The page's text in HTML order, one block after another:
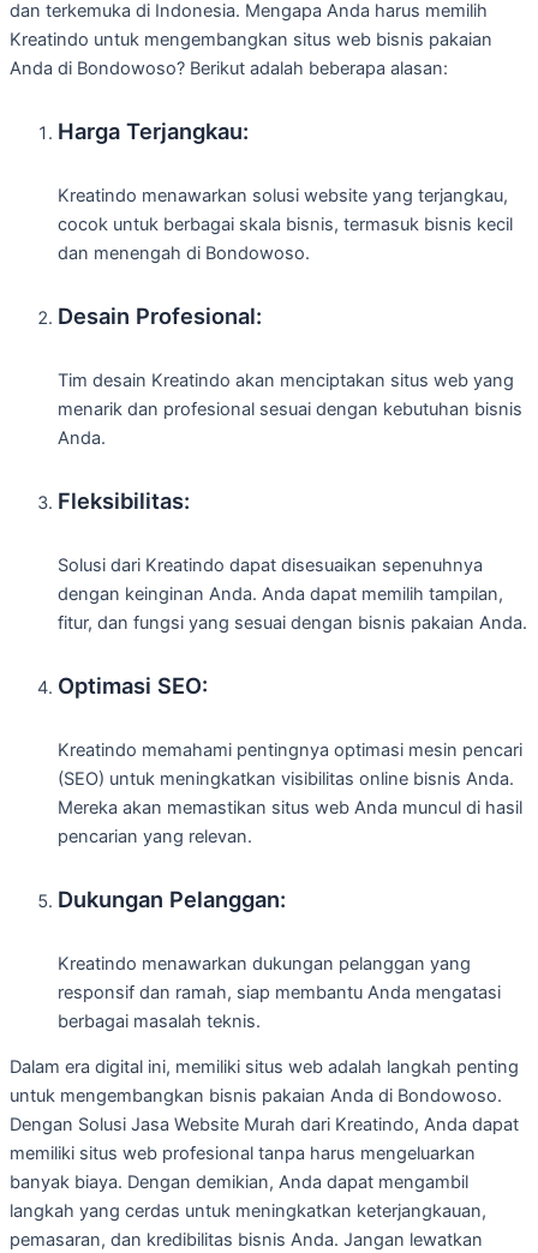
dan terkemuka di Indonesia. Mengapa Anda harus memilih
Kreatindo untuk mengembangkan situs web bisnis pakaian
Anda di Bondowoso? Berikut adalah beberapa alasan:
Harga Terjangkau:
Kreatindo menawarkan solusi website yang terjangkau,
cocok untuk berbagai skala bisnis, termasuk bisnis kecil
dan menengah di Bondowoso.
Desain Profesional:
Tim desain Kreatindo akan menciptakan situs web yang
menarik dan profesional sesuai dengan kebutuhan bisnis
Anda.
Fleksibilitas:
Solusi dari Kreatindo dapat disesuaikan sepenuhnya
dengan keinginan Anda. Anda dapat memilih tampilan,
fitur, dan fungsi yang sesuai dengan bisnis pakaian Anda.
Optimasi SEO:
Kreatindo memahami pentingnya optimasi mesin pencari
(SEO) untuk meningkatkan visibilitas online bisnis Anda.
Mereka akan memastikan situs web Anda muncul di hasil
pencarian yang relevan.
Dukungan Pelanggan:
Kreatindo menawarkan dukungan pelanggan yang
responsif dan ramah, siap membantu Anda mengatasi
berbagai masalah teknis.
Dalam era digital ini, memiliki situs web adalah langkah penting
untuk mengembangkan bisnis pakaian Anda di Bondowoso.
Dengan Solusi Jasa Website Murah dari Kreatindo, Anda dapat
memiliki situs web profesional tanpa harus mengeluarkan
banyak biaya. Dengan demikian, Anda dapat mengambil
langkah yang cerdas untuk meningkatkan keterjangkauan,
pemasaran, dan kredibilitas bisnis Anda. Jangan lewatkan